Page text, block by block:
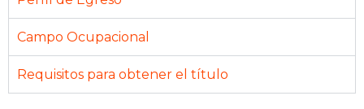
Campo Ocupacional
Requisitos para obtener el título